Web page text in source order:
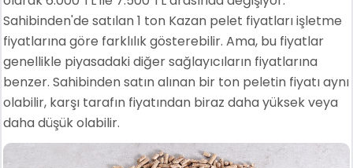
Sahibinden'de satılan 1 ton Kazan pelet fiyatları işletme
fiyatlarına göre farklılık gösterebilir. Ama, bu fiyatlar
genellikle piyasadaki diğer sağlayıcıların fiyatlarına
benzer. Sahibinden satın alınan bir ton peletin fiyatı aynı
olabilir, karşı tarafın fiyatından biraz daha yüksek veya
daha düşük olabilir.